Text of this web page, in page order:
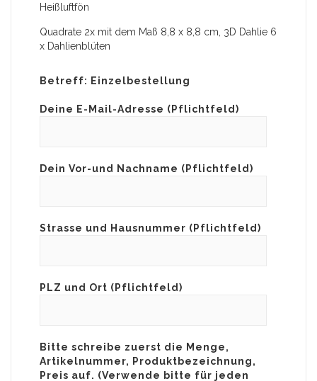
Heißluftfön
Quadrate 2x mit dem Maß 8,8 x 8,8 cm, 3D Dahlie 6
x Dahlienblüten
Betreff: Einzelbestellung
Deine E-Mail-Adresse (Pflichtfeld)
Dein Vor-und Nachname (Pflichtfeld)
Strasse und Hausnummer (Pflichtfeld)
PLZ und Ort (Pflichtfeld)
Bitte schreibe zuerst die Menge,
Artikelnummer, Produktbezeichnung,
Preis auf. (Verwende bitte für jeden